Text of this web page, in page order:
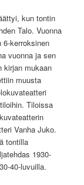
kun tontin
Talo. Vuonna
6-kerroksinen
vuonna ja sen
kirjan mukaan
muusta
Tiloissa
Vanha Juko.
tontilla
1930-
40-luvuilla.